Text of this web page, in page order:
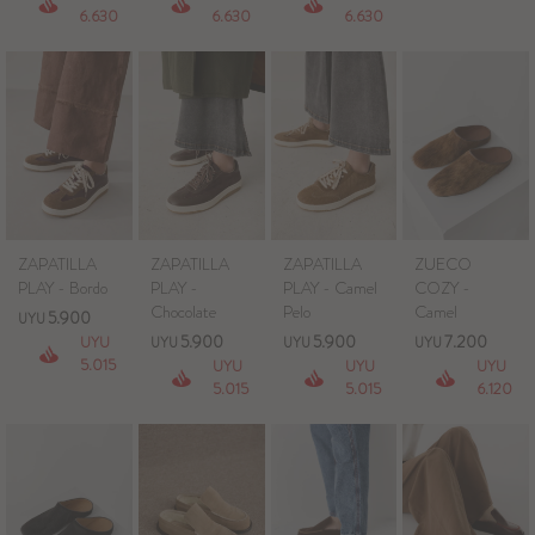
6.630 6.630 6.630
ZAPATILLA
PLAY - Bordo
UYU 5.900
UYU
5.015
ZAPATILLA
PLAY -
Chocolate
UYU 5.900
UYU
5.015
ZAPATILLA
PLAY - Camel
Pelo
UYU 5.900
UYU
5.015
ZUECO
COZY -
Camel
UYU 7.200
UYU
6.120
Ver todo